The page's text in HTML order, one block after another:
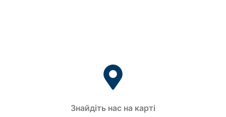
Знайдіть нас на карті